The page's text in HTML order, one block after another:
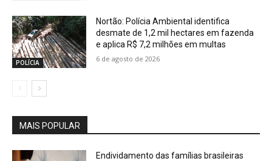
POLÍCIA
Nortão: Polícia Ambiental identifica
desmate de 1,2 mil hectares em fazenda
e aplica R$ 7,2 milhões em multas
6 de agosto de 2026
MAIS POPULAR
Endividamento das famílias brasileiras